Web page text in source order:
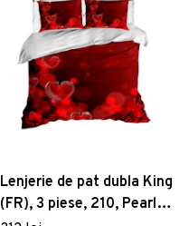
Lenjerie de pat dubla King
(FR), 3 piese, 210, Pearl